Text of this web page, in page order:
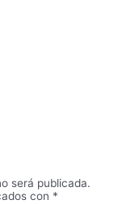
será publicada.
con *